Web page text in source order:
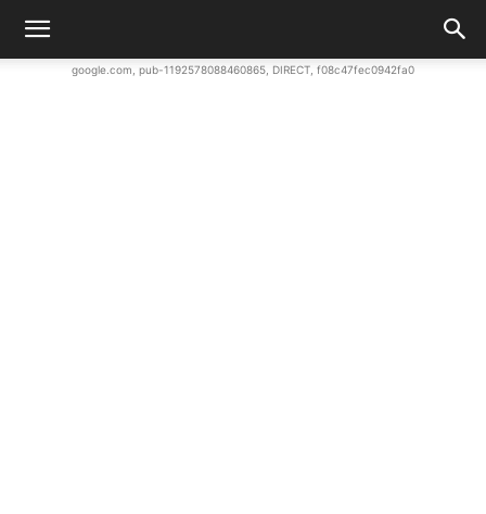
google.com, pub-1192578088460865, DIRECT, f08c47fec0942fa0